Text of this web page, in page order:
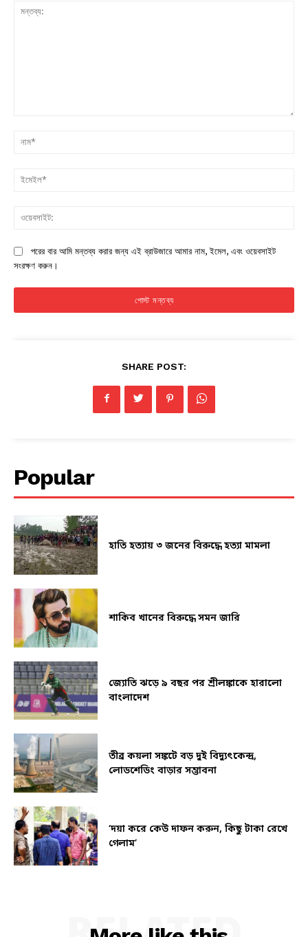
পরের বার আমি মন্তব্য করার জন্য এই ব্রাউজারে আমার নাম, ইমেল, এবং ওয়েবসাইট
সংরক্ষণ করুন।
SHARE POST:
Popular
হাতি হত্যায় ৩ জনের বিরুদ্ধে হত্যা মামলা
শাকিব খানের বিরুদ্ধে সমন জারি
জ্যোতি ঝড়ে ৯ বছর পর শ্রীলঙ্কাকে হারালো
বাংলাদেশ
তীব্র কয়লা সঙ্কটে বড় দুই বিদ্যুৎকেন্দ্র,
লোডশেডিং বাড়ার সম্ভাবনা
‘দয়া করে কেউ দাফন করুন, কিছু টাকা রেখে
গেলাম’